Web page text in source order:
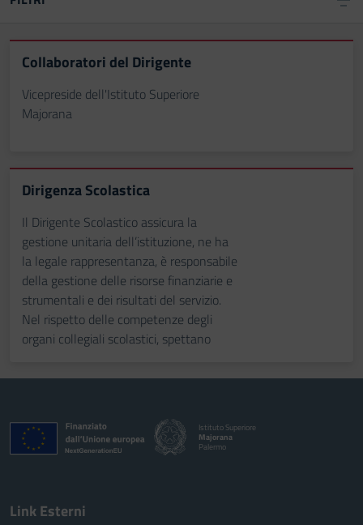
Collaboratori del Dirigente
Vicepreside dell'Istituto Superiore
Majorana
Dirigenza Scolastica
Il Dirigente Scolastico assicura la
gestione unitaria dell’istituzione, ne ha
la legale rappresentanza, è responsabile
della gestione delle risorse finanziarie e
strumentali e dei risultati del servizio.
Nel rispetto delle competenze degli
organi collegiali scolastici, spettano
Istituto Superiore
Majorana
Palermo
Link Esterni